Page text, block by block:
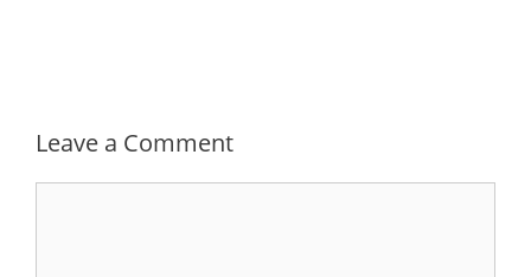
Leave a Comment